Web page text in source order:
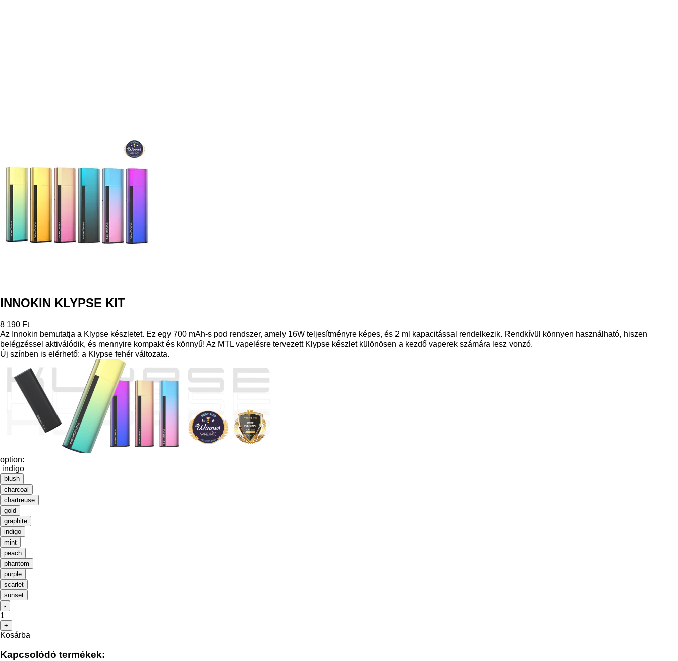
INNOKIN KLYPSE KIT
8 190 Ft
Az Innokin bemutatja a Klypse készletet. Ez egy 700 mAh-s pod rendszer, amely 16W teljesítményre képes, és 2 ml kapacitással rendelkezik. Rendkívül könnyen használható, hiszen
belégzéssel aktiválódik, és mennyire kompakt és könnyű! Az MTL vapelésre tervezett Klypse készlet különösen a kezdő vaperek számára lesz vonzó.
Új színben is elérhető: a Klypse fehér változata.
option:
indigo
blush
charcoal
chartreuse
gold
graphite
indigo
mint
peach
phantom
purple
scarlet
sunset
-
1
+
Kosárba
Kapcsolódó termékek: